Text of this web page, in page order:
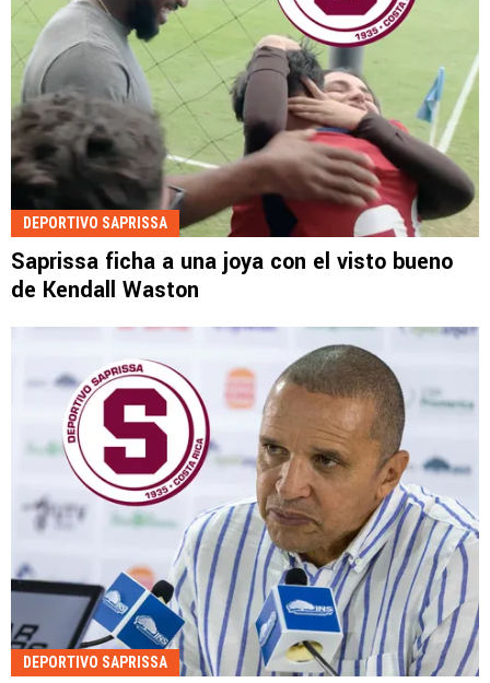
DEPORTIVO SAPRISSA
Saprissa ficha a una joya con el visto bueno
de Kendall Waston
DEPORTIVO SAPRISSA